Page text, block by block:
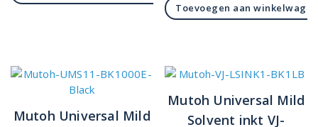
Toevoegen aan winkelwagen
Mutoh Universal Mild
Mutoh Universal Mild
Solvent inkt VJ-